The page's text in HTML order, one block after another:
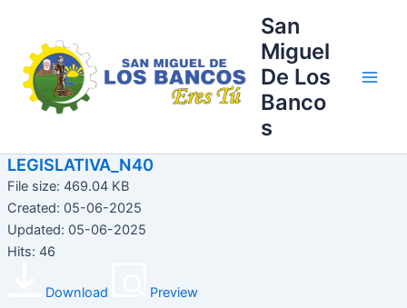
contenido
San
Miguel
De Los
Banco
s
LEGISLATIVA_N40
File size: 469.04 KB
Created: 05-06-2025
Updated: 05-06-2025
Hits: 46
Download Preview